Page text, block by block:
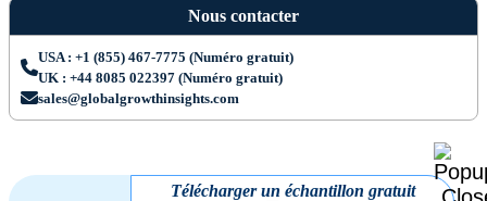
Nous contacter
USA : +1 (855) 467-7775 (Numéro gratuit)
UK : +44 8085 022397 (Numéro gratuit)
sales@globalgrowthinsights.com
Télécharger un échantillon gratuit